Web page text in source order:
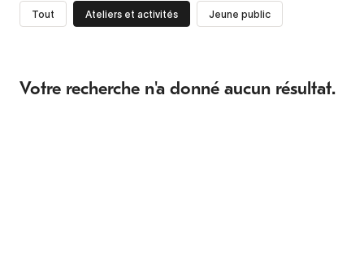
Tout Ateliers et activités Jeune public
Votre recherche n'a donné aucun résultat.